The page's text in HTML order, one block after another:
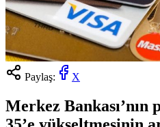
Paylaş: X
Merkez